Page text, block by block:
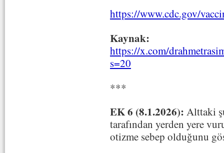
https://www.cdc.gov/
Kaynak:
https://x.com/
s=20
***
EK 6 (8.1.2026): Alttaki
tarafından yerden yere
otizme sebep olduğunu